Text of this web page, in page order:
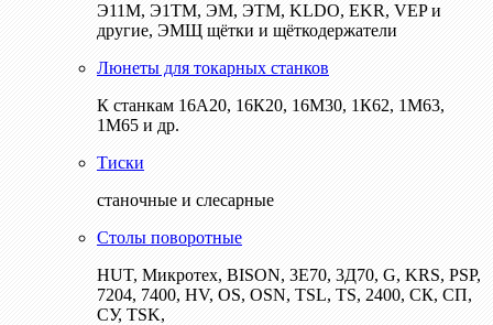
Э11М, Э1ТМ, ЭМ, ЭТМ, KLDO, EKR, VEP и
другие, ЭМЩ щётки и щёткодержатели
Люнеты для токарных станков
К станкам 16А20, 16К20, 16М30, 1К62, 1М63,
1М65 и др.
Тиски
станочные и слесарные
Столы поворотные
HUT, Микротех, BISON, 3Е70, 3Д70, G, KRS, PSP,
7204, 7400, HV, OS, OSN, TSL, TS, 2400, СК, СП,
СУ, TSK,